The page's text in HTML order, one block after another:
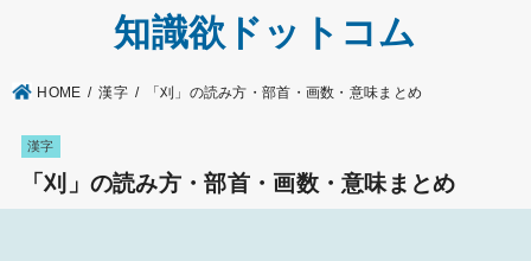
知識欲ドットコム
HOME 漢字 「刈」の読み方・部首・画数・意味まとめ
漢字
「刈」の読み方・部首・画数・意味まとめ